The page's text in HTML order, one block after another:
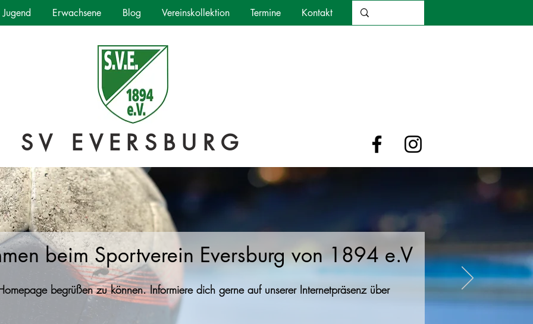
Jugend Erwachsene Blog Vereinskollektion Termine Kontakt
SV EVERSBURG
beim Sportverein Eversburg von 1894 e.V
begrüßen zu können. Informiere dich gerne auf unserer Internetpräsenz über